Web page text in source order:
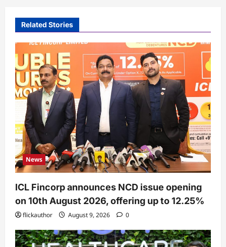
Related Stories
News
ICL Fincorp announces NCD issue opening
on 10th August 2026, offering up to 12.25%
flickauthor August 9, 2026 0